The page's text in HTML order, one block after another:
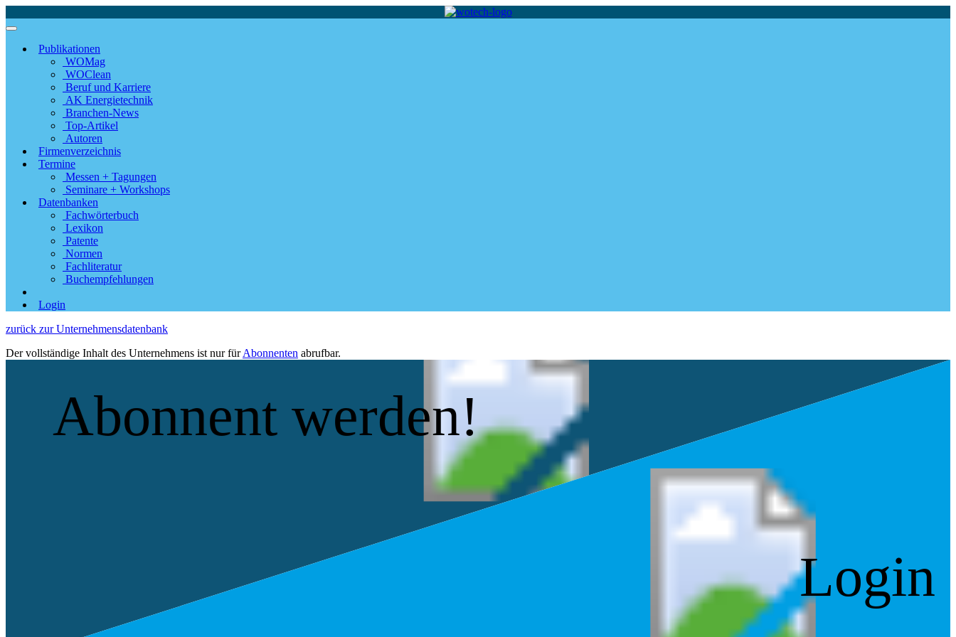
Publikationen
WOMag
WOClean
Beruf und Karriere
AK Energietechnik
Branchen-News
Top-Artikel
Autoren
Firmenverzeichnis
Termine
Messen + Tagungen
Seminare + Workshops
Datenbanken
Fachwörterbuch
Lexikon
Patente
Normen
Fachliteratur
Buchempfehlungen
Login
zurück zur Unternehmensdatenbank
Der vollständige Inhalt des Unternehmens ist nur fürAbonnenten abrufbar.
Abonnent werden!
Login